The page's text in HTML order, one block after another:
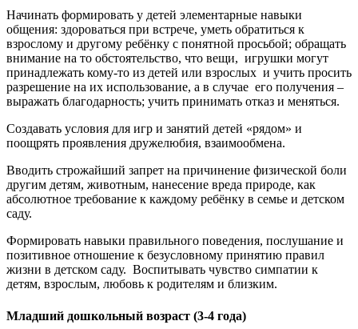
Начинать формировать у детей элементарные навыки
общения: здороваться при встрече, уметь обратиться к
взрослому и другому ребёнку с понятной просьбой; обращать
внимание на то обстоятельство, что вещи, игрушки могут
принадлежать кому-то из детей или взрослых и учить просить
разрешение на их использование, а в случае его получения –
выражать благодарность; учить принимать отказ и меняться.
Создавать условия для игр и занятий детей «рядом» и
поощрять проявления дружелюбия, взаимообмена.
Вводить строжайший запрет на причинение физической боли
другим детям, животным, нанесение вреда природе, как
абсолютное требование к каждому ребёнку в семье и детском
саду.
Формировать навыки правильного поведения, послушание и
позитивное отношение к безусловному принятию правил
жизни в детском саду. Воспитывать чувство симпатии к
детям, взрослым, любовь к родителям и близким.
Младший дошкольный возраст (3-4 года)